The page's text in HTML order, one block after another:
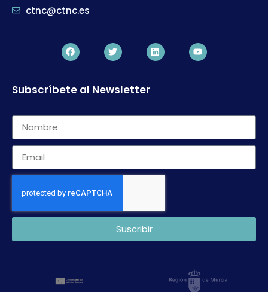
ctnc@ctnc.es
Subscríbete al Newsletter
Suscribir